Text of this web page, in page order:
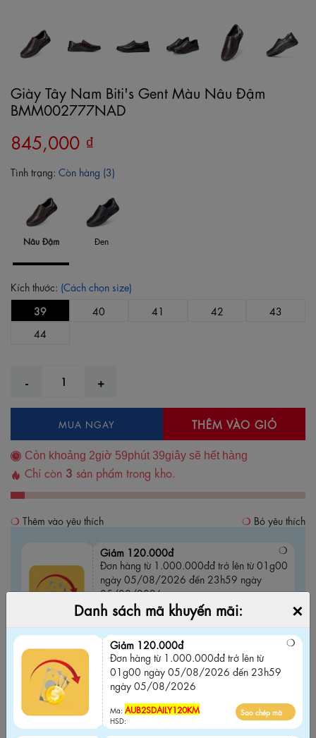
Giày Tây Nam Biti's Gent Màu Nâu Đậm
BMM002777NAD
845,000 ₫
Tình trạng: Còn hàng (3)
Nâu Đậm Đen
Kích thước: (Cách chọn size)
39
40 41 42
43
44
MUA NGAY THÊM VÀO GIỎ
Còn khoảng 2giờ 59phút 39giây sẽ hết hàng
Chỉ còn 3 sản phẩm trong kho.
Thêm vào yêu thích Bỏ yêu thích
Giảm 120.000đ
Đơn hàng từ 1.000.000đđ trở lên từ 01g00
ngày 05/08/2026 đến 23h59 ngày
05/08/2026
HSD:
Giảm 70.000đ
Đơn hàng từ 500.000đ trở lên từ 01g00
ngày 06/08/2026 đến 23h59 ngày
31/08/2026
AUB2SDAILY70KM Sao chép mã
Danh sách mã khuyến mãi: ×
Giảm 120.000đ
Đơn hàng từ 1.000.000đđ trở lên từ
01g00 ngày 05/08/2026 đến 23h59
ngày 05/08/2026
Mã: AUB2SDAILY120KM
HSD:
Sao chép mã